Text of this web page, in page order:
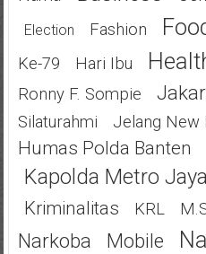
Election Fashion
Ke-79
Hari Ibu
Ronny F. Sompie
Silaturahmi
Jelang New
Humas Polda Banten
Kapolda Metro Jaya
Kriminalitas KRL
Narkoba
Mobile